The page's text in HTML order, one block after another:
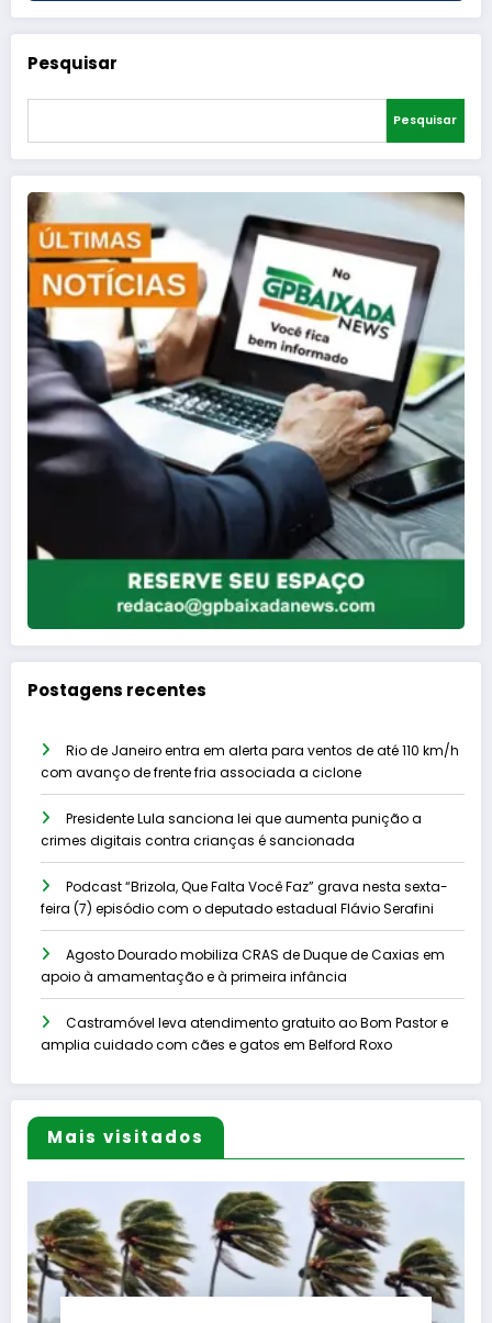
Pesquisar
Pesquisar
Postagens recentes
Rio de Janeiro entra em alerta para ventos de até 110 km/h
com avanço de frente fria associada a ciclone
Presidente Lula sanciona lei que aumenta punição a
crimes digitais contra crianças é sancionada
Podcast “Brizola, Que Falta Você Faz” grava nesta sexta-
feira (7) episódio com o deputado estadual Flávio Serafini
Agosto Dourado mobiliza CRAS de Duque de Caxias em
apoio à amamentação e à primeira infância
Castramóvel leva atendimento gratuito ao Bom Pastor e
amplia cuidado com cães e gatos em Belford Roxo
Mais visitados